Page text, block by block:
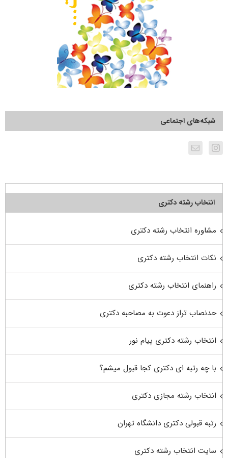
شبکه‌های اجتماعی
انتخاب رشته دکتری
مشاوره انتخاب رشته دکتری
نکات انتخاب رشته دکتری
راهنمای انتخاب رشته دکتری
حدنصاب تراز دعوت به مصاحبه دکتری
انتخاب رشته دکتری پیام نور
با چه رتبه ای دکتری کجا قبول میشم؟
انتخاب رشته مجازی دکتری
رتبه قبولی دکتری دانشگاه تهران
سایت انتخاب رشته دکتری